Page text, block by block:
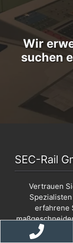
Wir
suchen
SEC-Rail
Vertrauen
erfahrene